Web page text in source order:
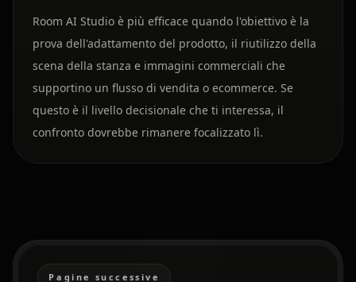
Room AI Studio è più efficace quando l'obiettivo è la
prova dell'adattamento del prodotto, il riutilizzo della
scena della stanza e immagini commerciali che
supportino un flusso di vendita o ecommerce. Se
questo è il livello decisionale che ti interessa, il
confronto dovrebbe rimanere focalizzato lì.
Pagine successive